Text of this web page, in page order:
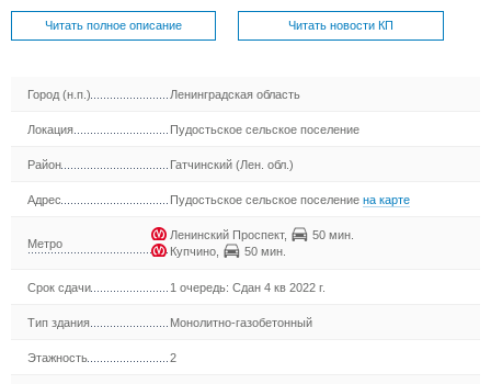
Читать полное описание Читать новости КП
Город (н.п.) Ленинградская область
Локация Пудостьское сельское поселение
Район Гатчинский (Лен. обл.)
Адрес Пудостьское сельское поселениена карте
Метро
Ленинский Проспект,
50 мин.
Купчино, 50 мин.
Срок сдачи 1 очередь: Сдан 4 кв 2022 г.
Тип здания Монолитно-газобетонный
Этажность 2